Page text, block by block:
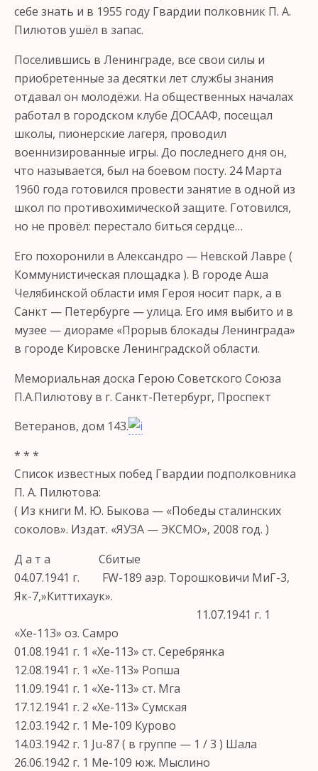
себе знать и в 1955 году Гвардии полковник П. А.
Пилютов ушёл в запас.
Поселившись в Ленинграде, все свои силы и
приобретенные за десятки лет службы знания
отдавал он молодёжи. На общественных началах
работал в городском клубе ДОСААФ, посещал
школы, пионерские лагеря, проводил
военнизированные игры. До последнего дня он,
что называется, был на боевом посту. 24 Марта
1960 года готовился провести занятие в одной из
школ по противохимической защите. Готовился,
но не провёл: перестало биться сердце…
Его похоронили в Александро — Невской Лавре (
Коммунистическая площадка ). В городе Аша
Челябинской области имя Героя носит парк, а в
Санкт — Петербурге — улица. Его имя выбито и в
музее — диораме «Прорыв блокады Ленинграда»
в городе Кировске Ленинградской области.
Мемориальная доска Герою Советского Союза
П.А.Пилютову в г. Санкт-Петербург, Проспект
Ветеранов, дом 143.
* * *
Список известных побед Гвардии подполковника
П. А. Пилютова:
( Из книги М. Ю. Быкова — «Победы сталинских
соколов». Издат. «ЯУЗА — ЭКСМО», 2008 год. )
Д а т а Сбитые
04.07.1941 г. FW-189 аэр. Торошковичи МиГ-3,
Як-7,»Киттихаук».
11.07.1941 г. 1
«Хе-113» оз. Самро
01.08.1941 г. 1 «Хе-113» ст. Серебрянка
12.08.1941 г. 1 «Хе-113» Ропша
11.09.1941 г. 1 «Хе-113» ст. Мга
17.12.1941 г. 2 «Хе-113» Сумская
12.03.1942 г. 1 Ме-109 Курово
14.03.1942 г. 1 Ju-87 ( в группе — 1 / 3 ) Шала
26.06.1942 г. 1 Ме-109 юж. Мыслино